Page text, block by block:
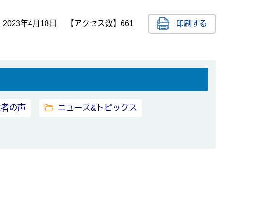
2023年4月18日 【アクセス数】 661 印刷する
の声 ニュース&トピックス